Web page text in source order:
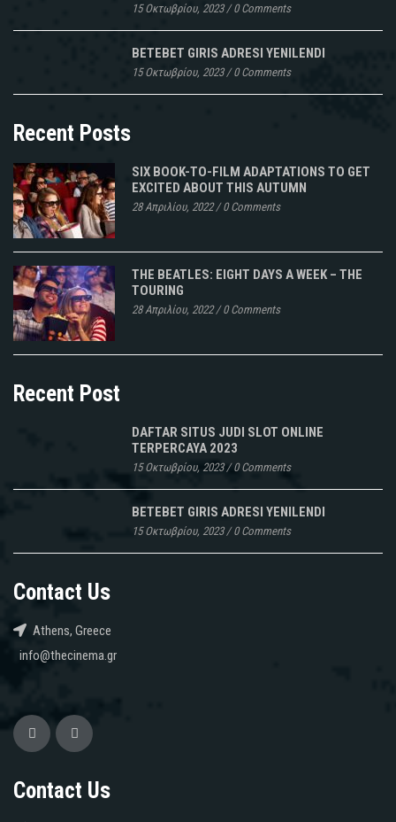
15 Οκτωβρίου, 2023/0 Comments
BETEBET GIRIS ADRESI YENILENDI
15 Οκτωβρίου, 2023/0 Comments
Recent Posts
SIX BOOK-TO-FILM ADAPTATIONS TO GET
EXCITED ABOUT THIS AUTUMN
28 Απριλίου, 2022/0 Comments
THE BEATLES: EIGHT DAYS A WEEK – THE
TOURING
28 Απριλίου, 2022/0 Comments
Recent Post
DAFTAR SITUS JUDI SLOT ONLINE
TERPERCAYA 2023
15 Οκτωβρίου, 2023/0 Comments
BETEBET GIRIS ADRESI YENILENDI
15 Οκτωβρίου, 2023/0 Comments
Contact Us
Athens, Greece
info@thecinema.gr
Contact Us